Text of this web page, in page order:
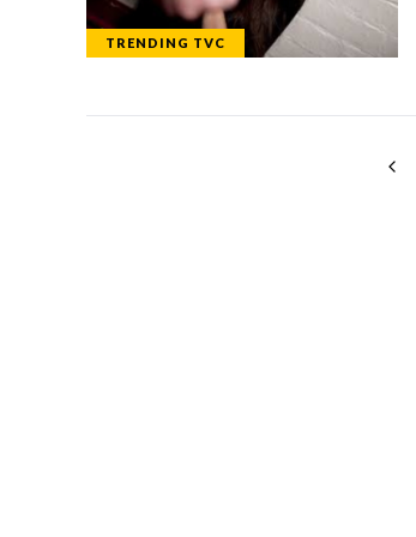
TRENDING TVC